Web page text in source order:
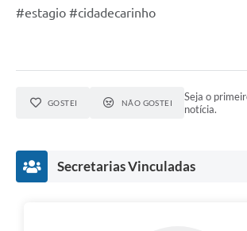
#estagio #cidadecarinho
GOSTEI NÃO GOSTEI
Seja o
notícia.
Secretarias Vinculadas